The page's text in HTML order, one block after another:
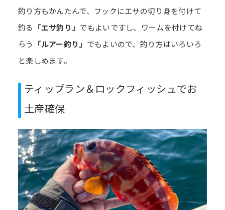
釣り方もかんたんで、フックにエサの切り身を付けて
釣る
「エサ釣り」 でもよいですし、ワームを付けてね
らう
「ルアー釣り」 でもよいので、釣り方はいろいろ
と楽しめます。
ティップラン＆ロックフィッシュでお
土産確保